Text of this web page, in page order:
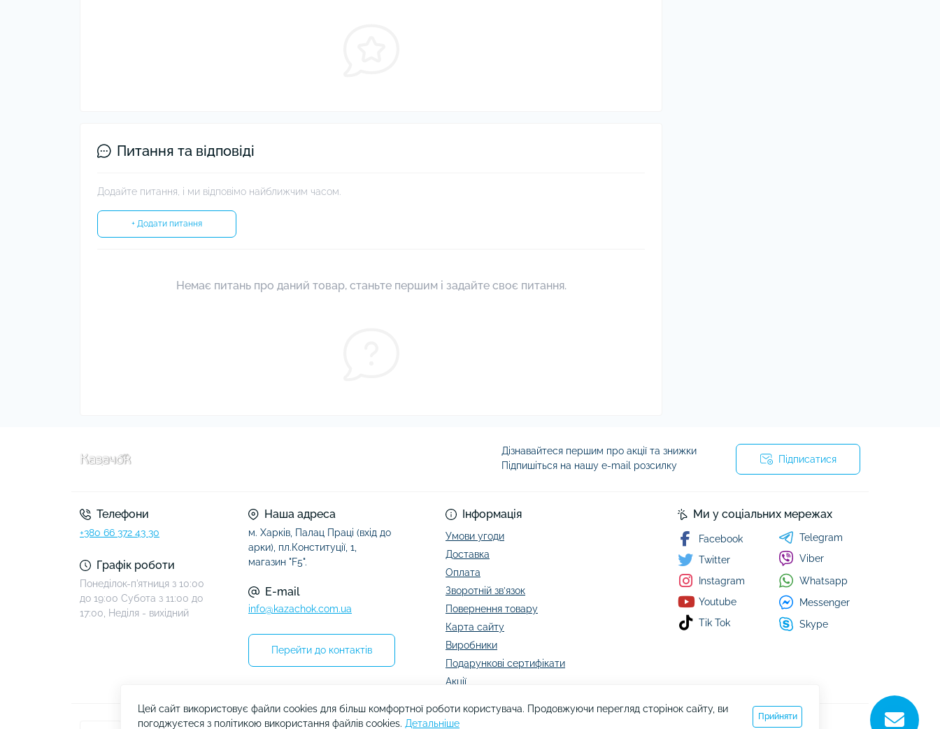
Питання та відповіді
Додайте питання, і ми відповімо найближчим часом.
+ Додати питання
Немає питань про даний товар, станьте першим і задайте своє питання.
Дізнавайтеся першим про акції та знижки
Підпишіться на нашу e-mail розсилку
Підписатися
Телефони
+380 66 372 43 30
Графік роботи
Понеділок-п'ятниця з 10:00
до 19:00 Субота з 11:00 до
17:00, Неділя - вихідний
Наша адреса
м. Харків, Палац Праці (вхід до
арки), пл.Конституції, 1,
магазин "F5".
E-mail
info@kazachok.com.ua
Перейти до контактів
Інформація
Умови угоди
Доставка
Оплата
Зворотній зв’язок
Повернення товару
Карта сайту
Виробники
Подарункові сертифікати
Акції
Ми у соціальних мережах
Facebook
Twitter
Instagram
Youtube
Tik Tok
Telegram
Viber
Whatsapp
Messenger
Skype
Цей сайт використовує файли cookies для більш комфортної роботи користувача. Продовжуючи перегляд сторінок сайту, ви
погоджуєтеся з політикою використання файлів cookies. Детальніше
Прийняти